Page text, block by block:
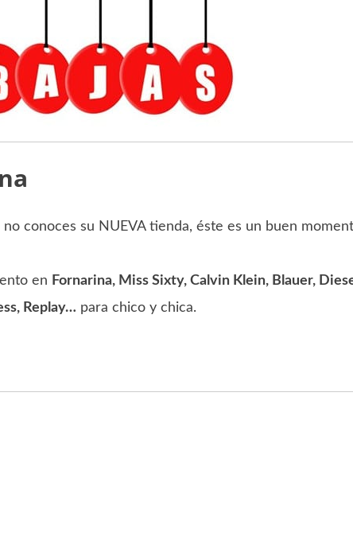
no conoces su NUEVA tienda, éste es un buen
en Fornarina, Miss Sixty, Calvin Klein, Blauer,
Replay… para chico y chica.